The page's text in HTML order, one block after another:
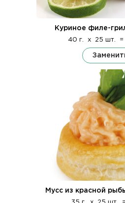
Куриное филе-
40 г. x 25 шт. =
Мусс из красной